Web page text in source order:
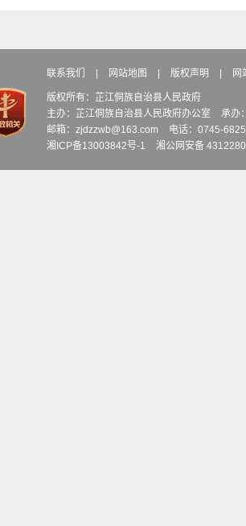
联系我们 网站地图 版权声明 网
版权所有：芷江侗族自治县人民政府
主办：芷江侗族自治县人民政府办公室
承办
邮箱：zjdzzwb@163.com
电话：0745-
湘ICP备13003842号-1
湘公网安备